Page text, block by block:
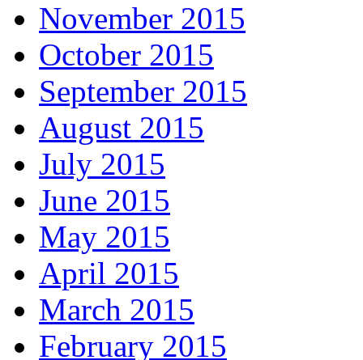
November 2015
October 2015
September 2015
August 2015
July 2015
June 2015
May 2015
April 2015
March 2015
February 2015